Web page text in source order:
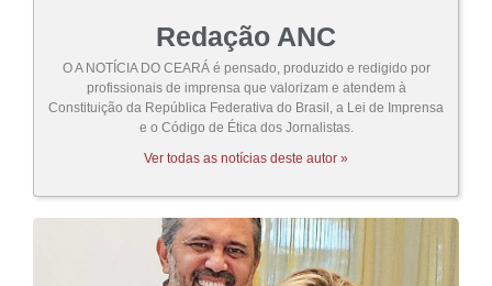
Redação ANC
O A NOTÍCIA DO CEARÁ é pensado, produzido e redigido por
profissionais de imprensa que valorizam e atendem à
Constituição da República Federativa do Brasil, a Lei de Imprensa
e o Código de Ética dos Jornalistas.
Ver todas as notícias deste autor »